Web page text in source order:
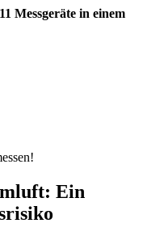
Messgeräte in einem
Ein